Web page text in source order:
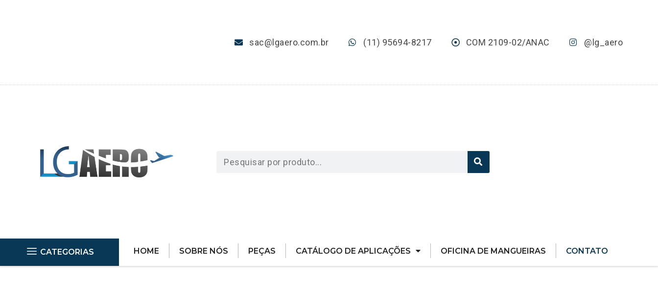
sac@lgaero.com.br (11) 95694-8217 COM 2109-02/ANAC @lg_aero
CATEGORIAS HOME SOBRE NÓS PEÇAS CATÁLOGO DE APLICAÇÕES OFICINA DE MANGUEIRAS CONTATO